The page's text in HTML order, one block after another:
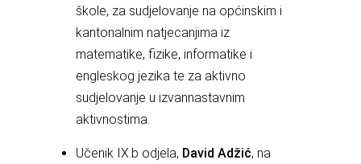
škole, za sudjelovanje na općinskim i
kantonalnim natjecanjima iz
matematike, fizike, informatike i
engleskog jezika te za aktivno
sudjelovanje u izvannastavnim
aktivnostima.
Učenik IX.b odjela, David Adžić, na